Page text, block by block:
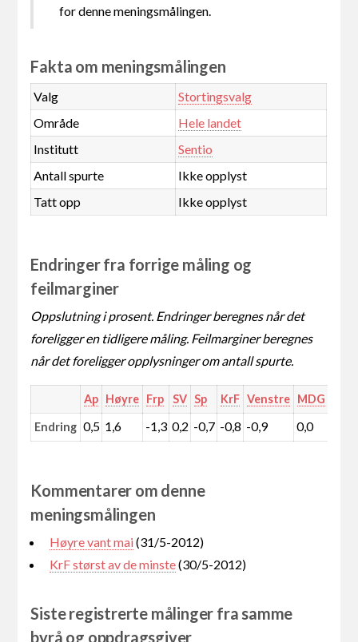
for denne meningsmålingen.
Fakta om meningsmålingen
Valg
Stortingsvalg
Område
Hele landet
Institutt
Sentio
Antall spurte
Ikke opplyst
Tatt opp
Ikke opplyst
Endringer fra forrige måling og
feilmarginer
Oppslutning i prosent. Endringer beregnes når det
foreligger en tidligere måling. Feilmarginer beregnes
når det foreligger opplysninger om antall spurte.
Ap Høyre Frp SV Sp KrF Venstre MDG
Endring 0,5 1,6 -1,3 0,2 -0,7 -0,8 -0,9 0,0
Kommentarer om denne
meningsmålingen
Høyre vant mai(31/5-2012)
KrF størst av de minste(30/5-2012)
Siste registrerte målinger fra samme
byrå og oppdragsgiver